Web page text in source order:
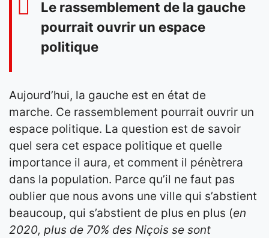
Le rassemblement de la gauche
pourrait ouvrir un espace
politique
Aujourd’hui, la gauche est en état de
marche. Ce rassemblement pourrait ouvrir un
espace politique. La question est de savoir
quel sera cet espace politique et quelle
importance il aura, et comment il pénètrera
dans la population. Parce qu’il ne faut pas
oublier que nous avons une ville qui s’abstient
beaucoup, qui s’abstient de plus en plus (en
2020, plus de 70% des Niçois se sont